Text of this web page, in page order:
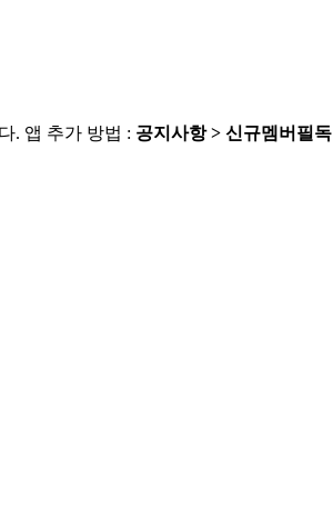
. 앱 추가 방법 : 공지사항 > 신규멤버필독